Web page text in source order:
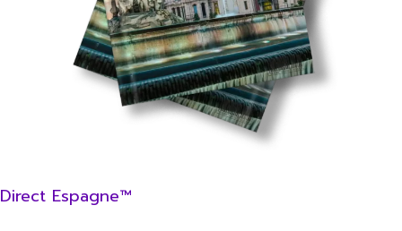
Direct Espagne™